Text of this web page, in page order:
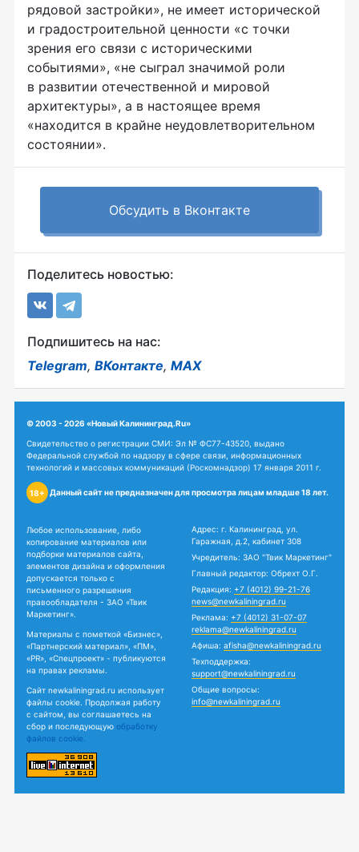
рядовой застройки», не имеет исторической
и градостроительной ценности «с точки
зрения его связи с историческими
событиями», «не сыграл значимой роли
в развитии отечественной и мировой
архитектуры», а в настоящее время
«находится в крайне неудовлетворительном
состоянии».
Обсудить в Вконтакте
Поделитесь новостью:
Подпишитесь на нас:
Telegram, ВКонтакте, MAX
© 2003 - 2026 «Новый Калининград.Ru»
Свидетельство о регистрации СМИ: Эл № ФС77-43520, выдано
Федеральной службой по надзору в сфере связи, информационных
технологий и массовых коммуникаций (Роскомнадзор) 17 января 2011 г.
18+ Данный сайт не предназначен для просмотра лицам младше 18 лет.
Любое использование, либо
копирование материалов или
подборки материалов сайта,
элементов дизайна и оформления
допускается только с
письменного разрешения
правообладателя - ЗАО «Твик
Маркетинг».
Материалы с пометкой «Бизнес»,
«Партнерский материал», «ПМ»,
«PR», «Спецпроект» - публикуются
на правах рекламы.
Сайт newkaliningrad.ru использует
файлы cookie. Продолжая работу
с сайтом, вы соглашаетесь на
сбор и последующую обработку
файлов cookie.
Адрес: г. Калининград, ул.
Гаражная, д.2, кабинет 308
Учредитель: ЗАО "Твик Маркетинг"
Главный редактор: Обрехт О.Г.
Редакция: +7 (4012) 99-21-76
news@newkaliningrad.ru
Реклама: +7 (4012) 31-07-07
reklama@newkaliningrad.ru
Афиша: afisha@newkaliningrad.ru
Техподдержка:
support@newkaliningrad.ru
Общие вопросы:
info@newkaliningrad.ru